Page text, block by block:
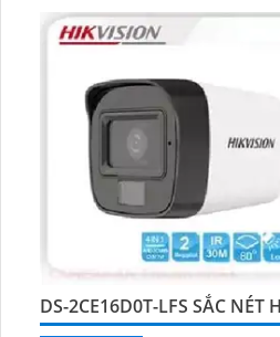
DS-2CE16D0T-LFS SẮC NÉT